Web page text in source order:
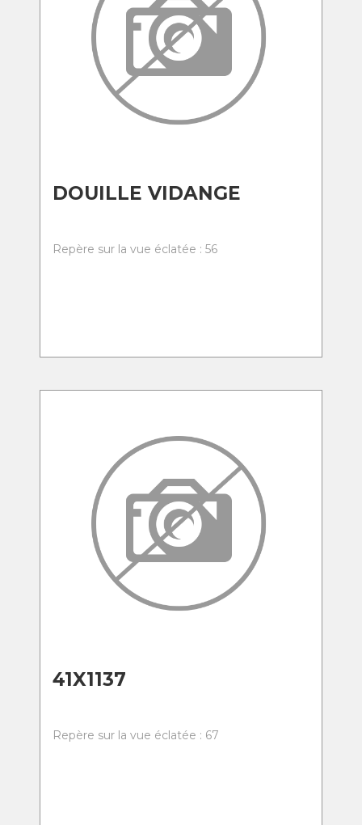
DOUILLE VIDANGE
Repère sur la vue éclatée : 56
41X1137
Repère sur la vue éclatée : 67